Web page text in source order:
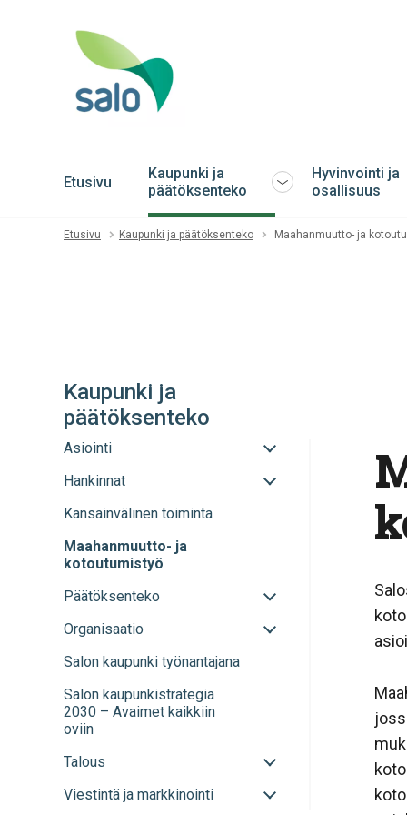
Etusivu
Kaupunki ja
päätöksenteko
Avaa
sulje
Hyvinvointi ja
osallisuus
Etusivu Kaupunki ja päätöksenteko Maahanmuutto- ja
Kaupunki ja
päätöksenteko
Asiointi
Avaa
sulje
Hankinnat
Avaa
Kansainvälinen toiminta
Maahanmuutto- ja
kotoutumistyö
Päätöksenteko
Avaa
sulje
Organisaatio
Avaa
Salon kaupunki työnantajana
Salon kaupunkistrategia
2030 – Avaimet kaikkiin
oviin
Talous
Avaa
sulje
Viestintä ja markkinointi
Avaa